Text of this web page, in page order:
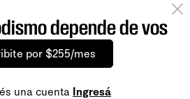
depende de vos
por $255/mes
una cuenta Ingresá